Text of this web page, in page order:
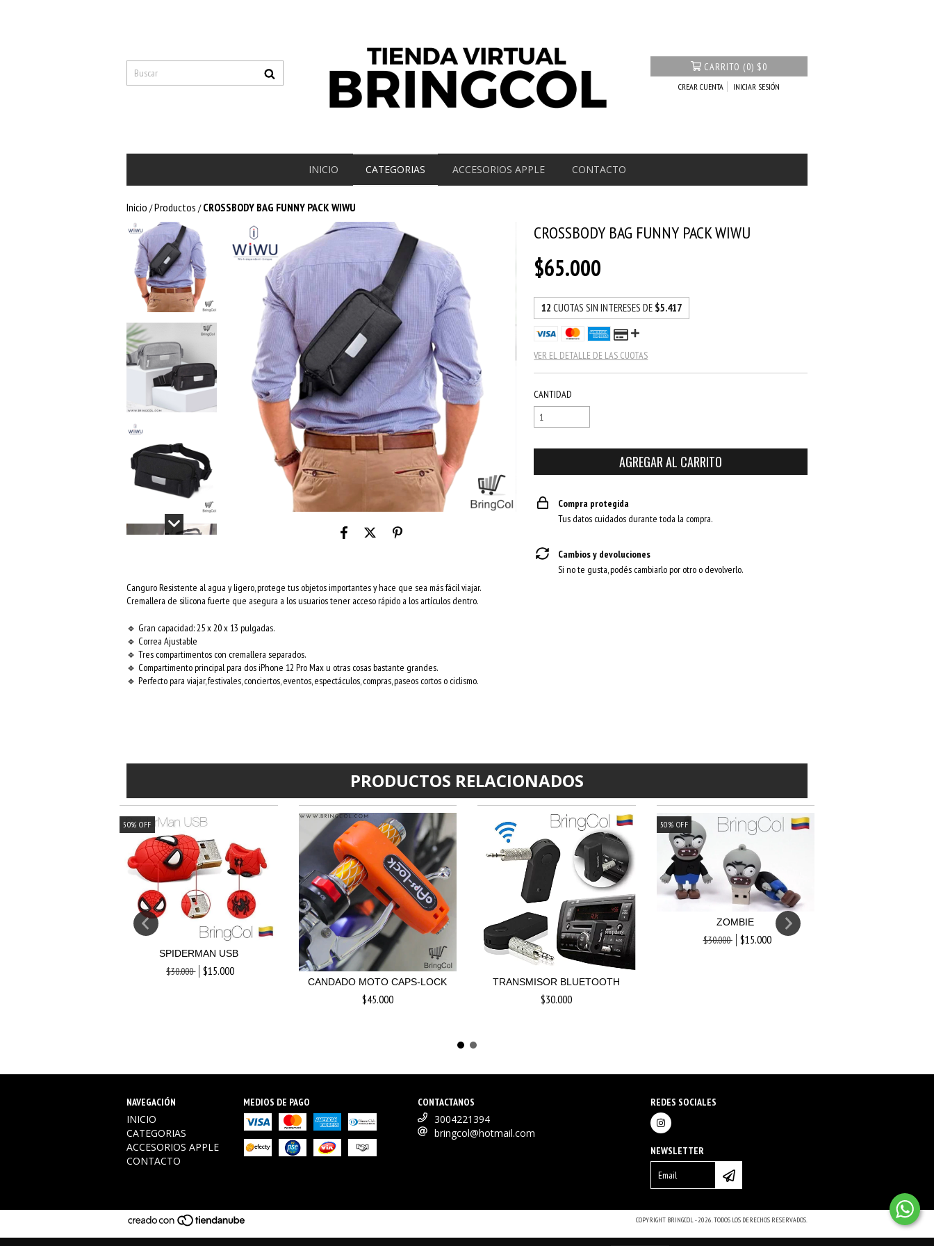
CARRITO (0) $0
CREAR CUENTA INICIAR SESIÓN
INICIO CATEGORIAS ACCESORIOS APPLE CONTACTO
Inicio /Productos / CROSSBODY BAG FUNNY PACK WIWU
Canguro Resistente al agua y ligero, protege tus objetos importantes y hace que sea más fácil viajar.
Cremallera de silicona fuerte que asegura a los usuarios tener acceso rápido a los artículos dentro.
🔹 Gran capacidad: 25 x 20 x 13 pulgadas.
🔹 Correa Ajustable
🔹 Tres compartimentos con cremallera separados.
🔹 Compartimento principal para dos iPhone 12 Pro Max u otras cosas bastante grandes.
🔹 Perfecto para viajar, festivales, conciertos, eventos, espectáculos, compras, paseos cortos o ciclismo.
CROSSBODY BAG FUNNY PACK WIWU
$65.000
12 CUOTAS SIN INTERESES DE $5.417
VER EL DETALLE DE LAS CUOTAS
CANTIDAD
Compra protegida
Tus datos cuidados durante toda la compra.
Cambios y devoluciones
Si no te gusta, podés cambiarlo por otro o devolverlo.
PRODUCTOS RELACIONADOS
50% OFF
SPIDERMAN USB
$30.000 $15.000
CANDADO MOTO CAPS-LOCK
$45.000
TRANSMISOR BLUETOOTH
$30.000
50% OFF
ZOMBIE
$30.000 $15.000
NAVEGACIÓN
INICIO
CATEGORIAS
ACCESORIOS APPLE
CONTACTO
MEDIOS DE PAGO CONTACTANOS
3004221394
bringcol@hotmail.com
REDES SOCIALES
NEWSLETTER
COPYRIGHT BRINGCOL - 2026. TODOS LOS DERECHOS RESERVADOS.